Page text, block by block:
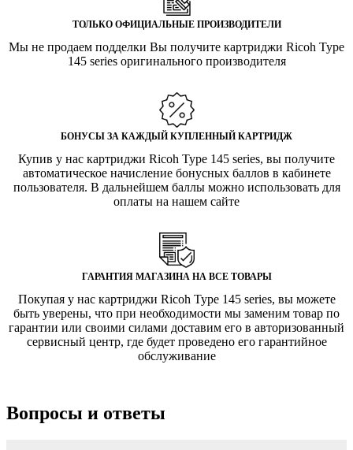
ТОЛЬКО ОФИЦИАЛЬНЫЕ ПРОИЗВОДИТЕЛИ
Мы не продаем подделки Вы получите картриджи Ricoh Type
145 series оригинального производителя
БОНУСЫ ЗА КАЖДЫЙ КУПЛЕННЫЙ КАРТРИДЖ
Купив у нас картриджи Ricoh Type 145 series, вы получите
автоматическое начисление бонусных баллов в кабинете
пользователя. В дальнейшем баллы можно использовать для
оплаты на нашем сайте
ГАРАНТИЯ МАГАЗИНА НА ВСЕ ТОВАРЫ
Покупая у нас картриджи Ricoh Type 145 series, вы можете
быть уверены, что при необходимости мы заменим товар по
гарантии или своими силами доставим его в авторизованный
сервисный центр, где будет проведено его гарантийное
обслуживание
Вопросы и ответы